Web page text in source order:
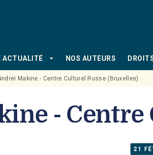
ACTUALITÉ arrow_drop_down NOS AUTEURS
Makine - Centre Culturel Russe (Bruxelles)
-
21